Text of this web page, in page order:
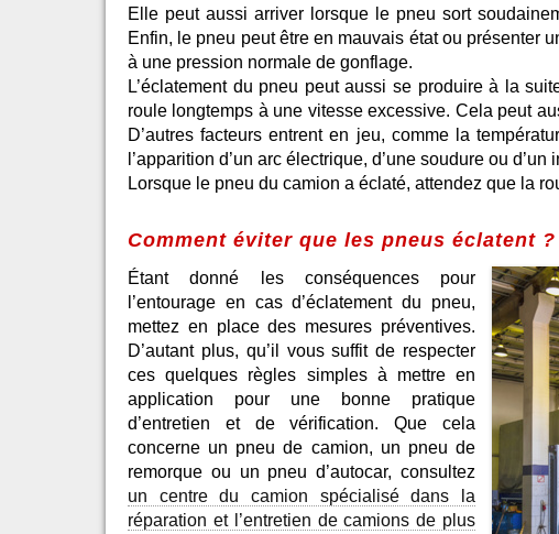
Elle peut aussi arriver lorsque le pneu sort
Enfin, le pneu peut être en mauvais état ou présenter
à une pression normale de gonflage.
L’éclatement du pneu peut aussi se produire à la
roule longtemps à une vitesse excessive. Cela peut
D’autres facteurs entrent en jeu, comme la
l’apparition d’un arc électrique, d’une soudure ou d’un
Lorsque le pneu du camion a éclaté, attendez que la
Comment éviter que les pneus éclatent ?
Étant donné les conséquences pour
l’entourage en cas d’éclatement du pneu,
mettez en place des mesures préventives.
D’autant plus, qu’il vous suffit de respecter
ces quelques règles simples à mettre en
application pour une bonne pratique
d’entretien et de vérification. Que cela
concerne un pneu de camion, un pneu de
remorque ou un pneu d’autocar, consultez
un centre du camion spécialisé dans la
réparation et l’entretien de camions de plus